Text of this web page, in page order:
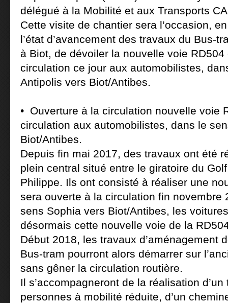
délégué à la Mobilité et aux Transports
Cette visite de chantier sera l’occasion,
l’état d’avancement des travaux du Bus-
à Biot, de dévoiler la nouvelle voie
circulation ce jour aux automobilistes,
Antipolis vers Biot/Antibes.
• Ouverture à la circulation nouvelle voie
circulation aux automobilistes, dans le
Biot/Antibes.
Depuis fin mai 2017, des travaux ont été
plein central situé entre le giratoire du
Philippe. Ils ont consisté à réaliser une
sera ouverte à la circulation fin novembre
sens Sophia vers Biot/Antibes, les
désormais cette nouvelle voie de la
Début 2018, les travaux d’aménagement
Bus-tram pourront alors démarrer sur
sans gêner la circulation routière.
Il s’accompagneront de la réalisation
personnes à mobilité réduite, d’un